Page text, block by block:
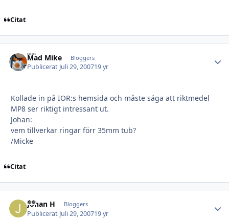
Citat
Mad Mike Bloggers
Publicerat Juli 29, 200719 yr
Kollade in på IOR:s hemsida och måste säga att riktmedel
MP8 ser riktigt intressant ut.
Johan:
vem tillverkar ringar förr 35mm tub?
/Micke
Citat
Johan H Bloggers
Publicerat Juli 29, 200719 yr